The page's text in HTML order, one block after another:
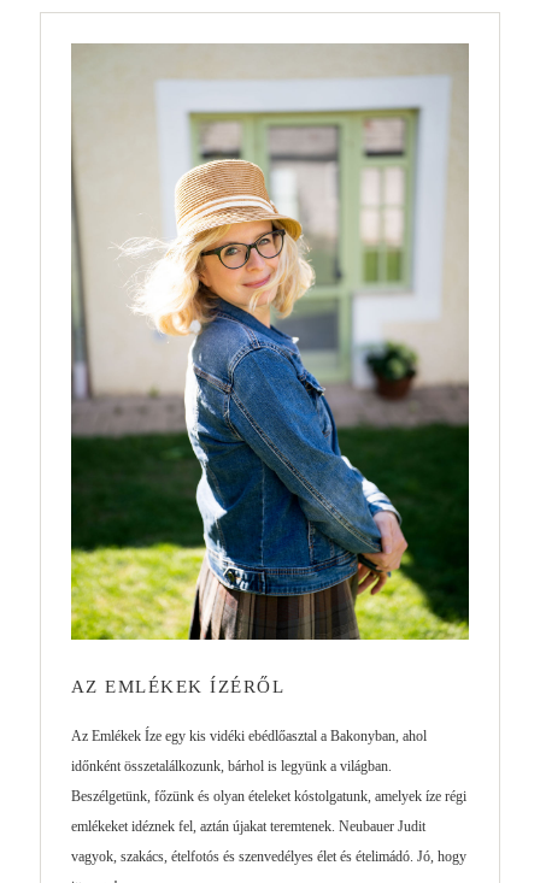
AZ EMLÉKEK ÍZÉRŐL
Az Emlékek Íze egy kis vidéki ebédlőasztal a Bakonyban, ahol
időnként összetalálkozunk, bárhol is legyünk a világban.
Beszélgetünk, főzünk és olyan ételeket kóstolgatunk, amelyek íze régi
emlékeket idéznek fel, aztán újakat teremtenek. Neubauer Judit
vagyok, szakács, ételfotós és szenvedélyes élet és ételimádó. Jó, hogy